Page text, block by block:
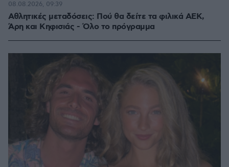
Αθλητικές μεταδόσεις: Πού θα δείτε τα φιλικά ΑΕΚ,
Άρη και Κηφισιάς - Όλο το πρόγραμμα
08.08.2026, 09:39